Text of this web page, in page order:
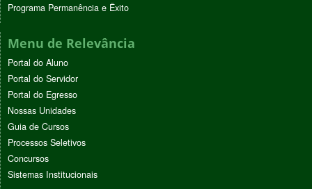
Programa Permanência e Êxito
Menu de Relevância
Portal do Aluno
Portal do Servidor
Portal do Egresso
Nossas Unidades
Guia de Cursos
Processos Seletivos
Concursos
Sistemas Institucionais